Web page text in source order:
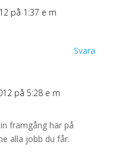
på 1:37 e m
Svara
på 5:28 e m
framgång här på
alla jobb du får.